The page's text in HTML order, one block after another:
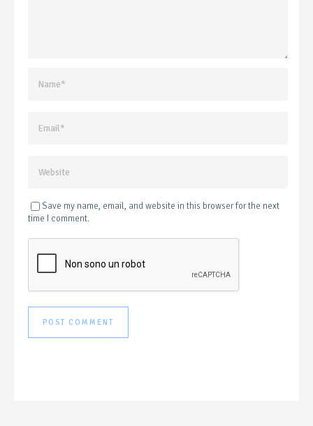
Save my name, email, and website in this browser for the next
time I comment.